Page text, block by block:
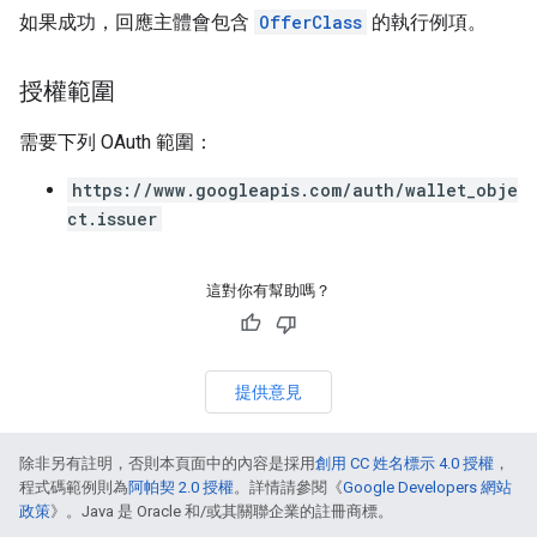
如果成功，回應主體會包含 OfferClass 的執行例項。
授權範圍
需要下列 OAuth 範圍：
https://www.googleapis.com/auth/wallet_obje
ct.issuer
這對你有幫助嗎？
提供意見
除非另有註明，否則本頁面中的內容是採用創用 CC 姓名標示 4.0 授權 ，
程式碼範例則為阿帕契 2.0 授權。詳情請參閱《Google Developers 網站
政策》。Java 是 Oracle 和/或其關聯企業的註冊商標。